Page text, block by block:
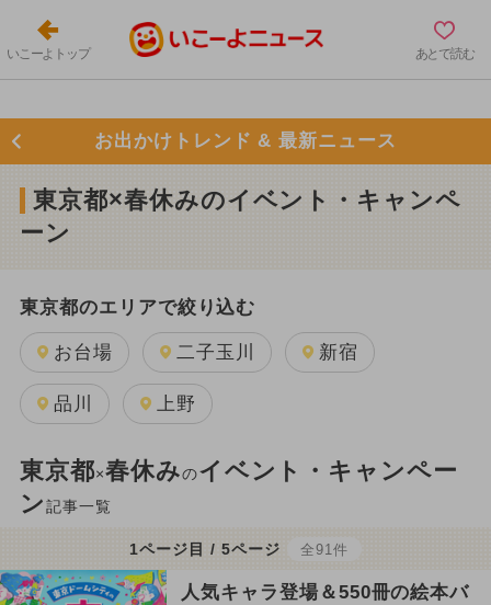
いこーよトップ あとで読む
お出かけトレンド & 最新ニュース
東京都×春休みのイベント・キャンペ
ーン
東京都のエリアで絞り込む
お台場 二子玉川 新宿
品川 上野
東京都×春休みのイベント・キャンペー
ン記事一覧
1ページ目 / 5ページ 全91件
人気キャラ登場＆550冊の絵本バ